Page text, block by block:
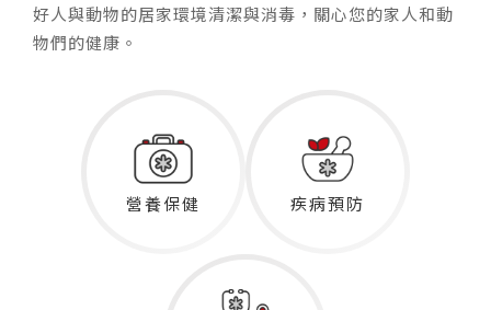
好人與動物的居家環境清潔與消毒，關心您的家人和動
物們的健康。
營養保健 疾病預防